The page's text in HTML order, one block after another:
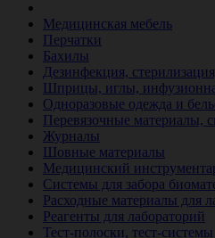
Медицинская мебель
Перчатки
Бахилы
Дезинфекция,
Шприцы, иглы,
Одноразовые одежда и
Перевязочные материалы,
Журналы
Шовные материалы
Медицинский
Системы для забора
Расходные материалы для
Реагенты для лабораторий
Тест-полоски, тест-системы